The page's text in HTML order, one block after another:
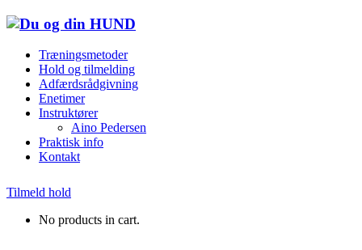
Træningsmetoder
Hold og tilmelding
Adfærdsrådgivning
Enetimer
Instruktører
Aino Pedersen
Praktisk info
Kontakt
Tilmeld hold
No products in cart.